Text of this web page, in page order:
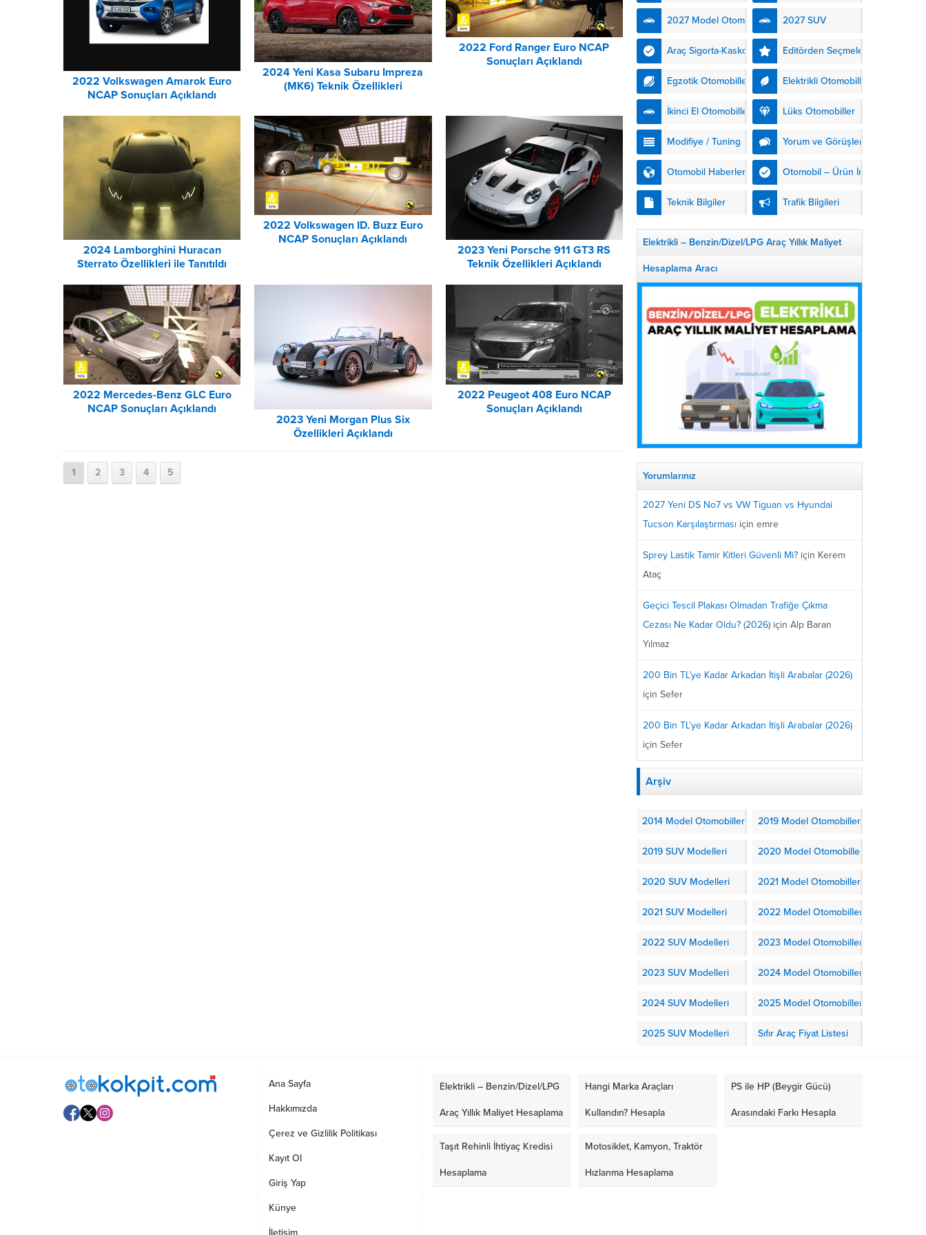
2022 Volkswagen Amarok Euro
NCAP Sonuçları Açıklandı
2024 Yeni Kasa Subaru Impreza
(MK6) Teknik Özellikleri
2022 Ford Ranger Euro NCAP
Sonuçları Açıklandı
2024 Lamborghini Huracan
Sterrato Özellikleri ile Tanıtıldı
2022 Volkswagen ID. Buzz Euro
NCAP Sonuçları Açıklandı
2023 Yeni Porsche 911 GT3 RS
Teknik Özellikleri Açıklandı
2022 Mercedes-Benz GLC Euro
NCAP Sonuçları Açıklandı
2023 Yeni Morgan Plus Six
Özellikleri Açıklandı
2022 Peugeot 408 Euro NCAP
Sonuçları Açıklandı
1 2 3 4 5
kendinden şarjlı hibrit
teknolojisiyle buluşturuyor.
DS Automobiles’in yeni...
2027 Model Otomobiller 2027 SUV
Araç Sigorta-Kasko Editörden Seçmeler
Egzotik Otomobiller Elektrikli Otomobiller
İkinci El Otomobiller Lüks Otomobiller
Modifiye / Tuning Yorum ve Görüşler
Otomobil Haberleri Otomobil – Ürün İnceleme
Teknik Bilgiler Trafik Bilgileri
Elektrikli – Benzin/Dizel/LPG Araç Yıllık Maliyet
Hesaplama Aracı
Yorumlarınız
2027 Yeni DS No7 vs VW Tiguan vs Hyundai
Tucson Karşılaştırması için emre
Sprey Lastik Tamir Kitleri Güvenli Mi? için Kerem
Ataç
Geçici Tescil Plakası Olmadan Trafiğe Çıkma
Cezası Ne Kadar Oldu? (2026) için Alp Baran
Yılmaz
200 Bin TL’ye Kadar Arkadan İtişli Arabalar (2026)
için Sefer
200 Bin TL’ye Kadar Arkadan İtişli Arabalar (2026)
için Sefer
Arşiv
2014 Model Otomobiller 2019 Model Otomobiller
2019 SUV Modelleri 2020 Model Otomobiller
2020 SUV Modelleri 2021 Model Otomobiller
2021 SUV Modelleri 2022 Model Otomobiller
2022 SUV Modelleri 2023 Model Otomobiller
2023 SUV Modelleri 2024 Model Otomobiller
2024 SUV Modelleri 2025 Model Otomobiller
2025 SUV Modelleri Sıfır Araç Fiyat Listesi
Ana Sayfa
Hakkımızda
Çerez ve Gizlilik Politikası
Kayıt Ol
Giriş Yap
Künye
İletişim
Elektrikli – Benzin/Dizel/LPG
Araç Yıllık Maliyet Hesaplama
Hangi Marka Araçları
Kullandın? Hesapla
PS ile HP (Beygir Gücü)
Arasındaki Farkı Hesapla
Taşıt Rehinli İhtiyaç Kredisi
Hesaplama
Motosiklet, Kamyon, Traktör
Hızlanma Hesaplama